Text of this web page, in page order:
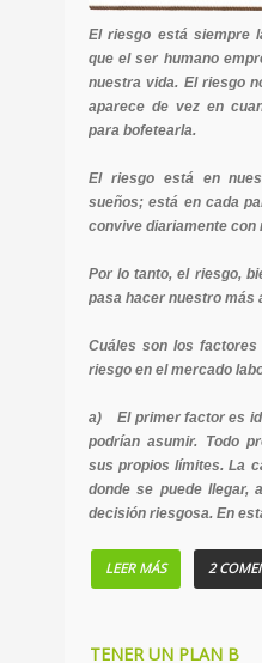
El riesgo está siempre
que el ser humano
nuestra vida. El riesgo
aparece de vez en
para bofetearla.
El riesgo está en
sueños; está en cada
convive diariamente con
Por lo tanto, el riesgo,
pasa hacer nuestro más
Cuáles son los
riesgo en el mercado
a) El primer factor es
podrían asumir. Todo
sus propios límites. La
donde se puede llegar,
decisión riesgosa. En
LEER MÁS 2
TENER UN PLAN B